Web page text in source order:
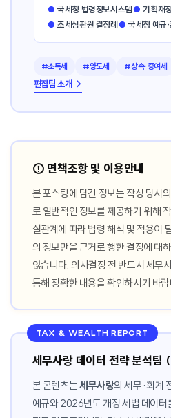
● 국세청 법령정보시스템● 기획재
● 조세심판원 결정례 ● 국세청 예규
#소득세 #양도세 #상속·증여세
편집팀 소개 →
⚠️ 면책조항 및 이용안내
본 포스팅에 담긴 정보는 작성 당시
로 일반적인 정보를 제공하기 위해
실관계에 따라 법령 해석 및 적용이
의 정보만을 근거로 행한 결정에 대
않습니다. 의사결정 전 반드시 세무
통해 정확한 내용을 확인하시기 바
TAX & WEALTH REPORT
세무사랑 데이터 전략 분석
본 콘텐츠는세무사랑의 세무·회계
예규와 2026년도 개정 세법 데이터